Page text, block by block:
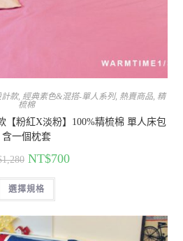
款, 經典素色&混搭-單人系列, 熱賣商品, 精
梳棉
【粉紅X淡粉】100%精梳棉 單人床包
含一個枕套
1,280 NT$700
選擇規格